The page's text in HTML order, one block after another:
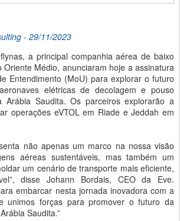
- 29/11/2023
a principal companhia aérea de baixo
Médio, anunciaram hoje a assinatura
Entendimento (MoU) para explorar o futuro
elétricas de decolagem e pouso
Arábia Saudita. Os parceiros explorarão a
operações eVTOL em Riade e Jeddah em
não apenas um marco na nossa visão
aéreas sustentáveis, mas também um
um cenário de transporte mais eficiente,
disse Johann Bordais, CEO da Eve.
embarcar nesta jornada inovadora com a
unimos forças para promover o futuro da
Saudita.”